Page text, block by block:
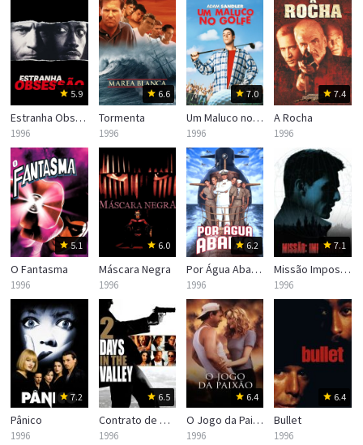
5.9
Estranha Obsessão
1996
6.6
Tormenta
1996
7.0
Um Maluco no Golfe
1996
7.4
A Rocha
1996
5.1
O Fantasma
1996
6.0
Máscara Negra
1996
6.2
Por Água Abaixo
1996
7.1
Missão Impossível
1996
7.2
Pânico
1996
6.5
Contrato de Risco
1996
6.4
O Jogo da Paixão
1996
6.4
Bullet
1996